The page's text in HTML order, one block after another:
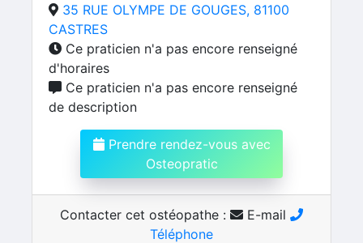
35 RUE OLYMPE DE GOUGES, 81100
CASTRES
Ce praticien n'a pas encore renseigné
d'horaires
Ce praticien n'a pas encore renseigné
de description
Prendre rendez-vous avec
Osteopratic
Contacter cet ostéopathe :
E-mail
Téléphone